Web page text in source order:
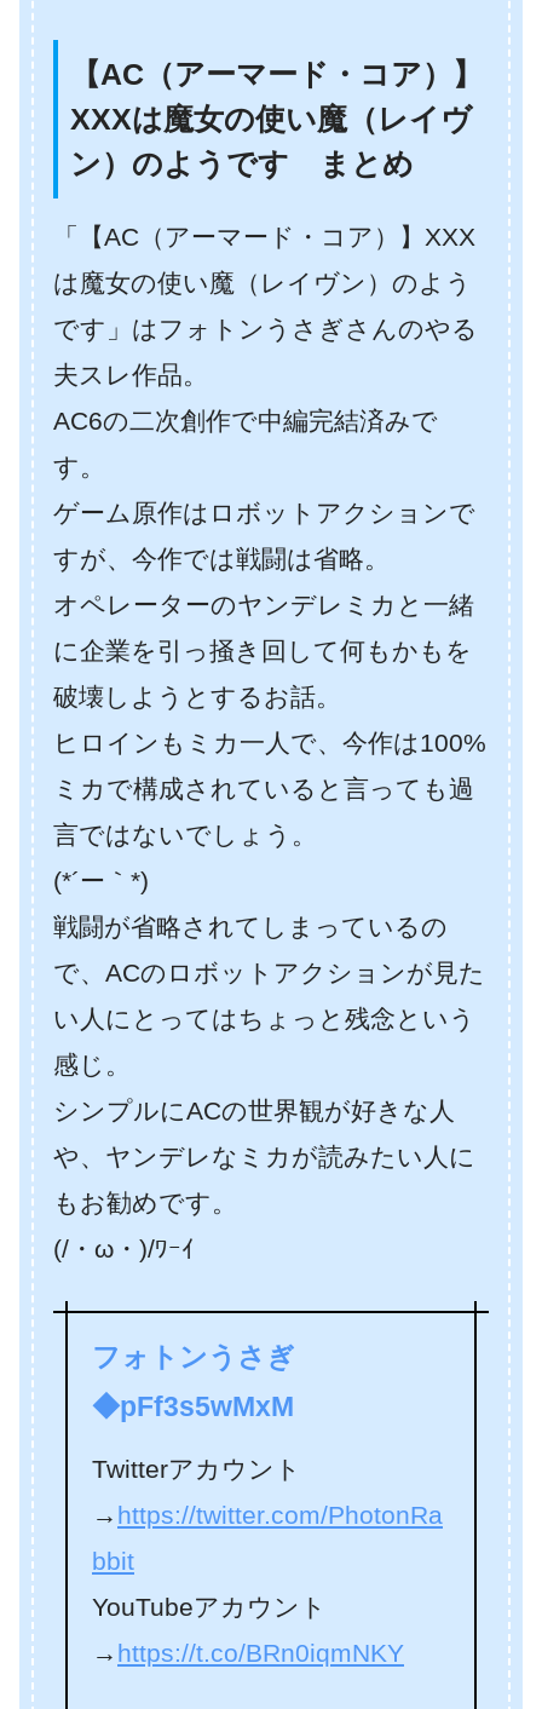
【AC（アーマード・コア）】
XXXは魔女の使い魔（レイヴ
ン）のようです まとめ
「【AC（アーマード・コア）】XXX
は魔女の使い魔（レイヴン）のよう
です」はフォトンうさぎさんのやる
夫スレ作品。
AC6の二次創作で中編完結済みで
す。
ゲーム原作はロボットアクションで
すが、今作では戦闘は省略。
オペレーターのヤンデレミカと一緒
に企業を引っ掻き回して何もかもを
破壊しようとするお話。
ヒロインもミカ一人で、今作は100%
ミカで構成されていると言っても過
言ではないでしょう。
(*´ー｀*)
戦闘が省略されてしまっているの
で、ACのロボットアクションが見た
い人にとってはちょっと残念という
感じ。
シンプルにACの世界観が好きな人
や、ヤンデレなミカが読みたい人に
もお勧めです。
(/・ω・)/ﾜｰｲ
フォトンうさぎ
◆pFf3s5wMxM
Twitterアカウント
→ https://twitter.com/PhotonRa
bbit
YouTubeアカウント
→ https://t.co/BRn0iqmNKY